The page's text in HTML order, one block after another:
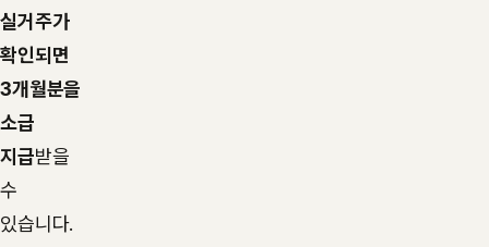
실거주가
확인되면
3개월분을
소급
지급받을
수
있습니다.